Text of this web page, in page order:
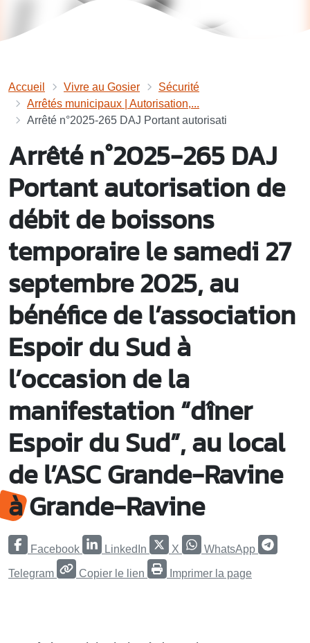
Accueil Vivre au Gosier
Sécurité
Arrêtés municipaux | Autorisation,...
Arrêté n°2025-265 DAJ Portant autorisati
Arrêté n°2025-265 DAJ
Portant autorisation de
débit de boissons
temporaire le samedi 27
septembre 2025, au
bénéfice de l’association
Espoir du Sud à
l’occasion de la
manifestation “dîner
Espoir du Sud”, au local
de l’ASC Grande-Ravine
à Grande-Ravine
Facebook LinkedIn X WhatsApp
Telegram Copier le lien Imprimer la page